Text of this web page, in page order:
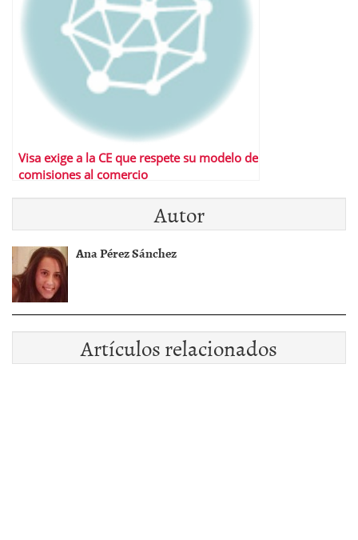
Visa exige a la CE que respete su modelo de
comisiones al comercio
Autor
Ana Pérez Sánchez
Artículos relacionados